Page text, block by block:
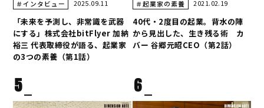
＃インタビュー 2025.09.11
「未来を予測し、非常識を武器
にする」株式会社bitFlyer 加納
裕三 代表取締役が語る、起業家
の3つの素養（第1話）
＃起業家の素養 2021.02.19
40代・2度目の起業。背水の陣
から見出した、生き残る術 カ
バー 谷郷元昭CEO（第2話）
5 6